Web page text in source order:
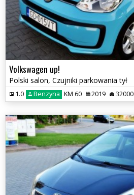
Volkswagen up!
Polski salon, Czujniki parkowania tył
1.0 Benzyna KM 60 2019 32000